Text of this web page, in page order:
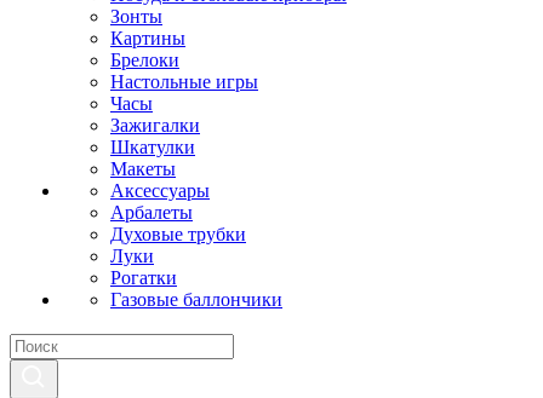
Зонты
Картины
Брелоки
Настольные игры
Часы
Зажигалки
Шкатулки
Макеты
Аксессуары
Арбалеты
Духовые трубки
Луки
Рогатки
Газовые баллончики